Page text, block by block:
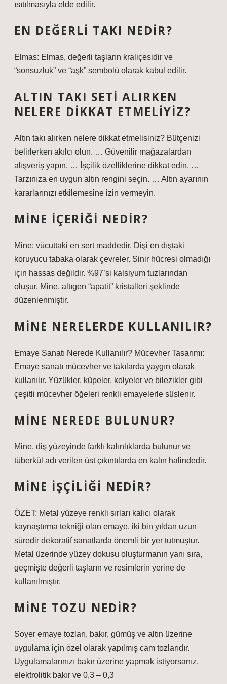
ısıtılmasıyla elde edilir.
EN DEĞERLI TAKI NEDIR?
Elmas: Elmas, değerli taşların kraliçesidir ve
“sonsuzluk” ve “aşk” sembolü olarak kabul edilir.
ALTIN TAKI SETI ALIRKEN
NELERE DIKKAT ETMELIYIZ?
Altın takı alırken nelere dikkat etmelisiniz? Bütçenizi
belirlerken akılcı olun. … Güvenilir mağazalardan
alışveriş yapın. … İşçilik özelliklerine dikkat edin. …
Tarzınıza en uygun altın rengini seçin. … Altın ayarının
kararlarınızı etkilemesine izin vermeyin.
MINE IÇERIĞI NEDIR?
Mine: vücuttaki en sert maddedir. Dişi en dıştaki
koruyucu tabaka olarak çevreler. Sinir hücresi olmadığı
için hassas değildir. %97’si kalsiyum tuzlarından
oluşur. Mine, altıgen “apatit” kristalleri şeklinde
düzenlenmiştir.
MINE NERELERDE KULLANILIR?
Emaye Sanatı Nerede Kullanılır? Mücevher Tasarımı:
Emaye sanatı mücevher ve takılarda yaygın olarak
kullanılır. Yüzükler, küpeler, kolyeler ve bilezikler gibi
çeşitli mücevher öğeleri renkli emayelerle süslenir.
MINE NEREDE BULUNUR?
Mine, diş yüzeyinde farklı kalınlıklarda bulunur ve
tüberkül adı verilen üst çıkıntılarda en kalın halindedir.
MINE IŞÇILIĞI NEDIR?
ÖZET: Metal yüzeye renkli sırları kalıcı olarak
kaynaştırma tekniği olan emaye, iki bin yıldan uzun
süredir dekoratif sanatlarda önemli bir yer tutmuştur.
Metal üzerinde yüzey dokusu oluşturmanın yanı sıra,
geçmişte değerli taşların ve resimlerin yerine de
kullanılmıştır.
MINE TOZU NEDIR?
Soyer emaye tozları, bakır, gümüş ve altın üzerine
uygulama için özel olarak yapılmış cam tozlarıdır.
Uygulamalarınızı bakır üzerine yapmak istiyorsanız,
elektrolitik bakır ve 0,3 – 0,3